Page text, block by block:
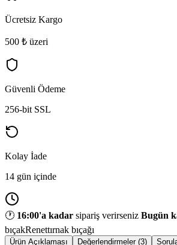
Ücretsiz Kargo
500 ₺ üzeri
Güvenli Ödeme
256-bit SSL
Kolay İade
14 gün içinde
🕐 16:00'a kadar sipariş verirseniz Bugün
bıçakRenettırnak bıçağı
Ürün Açıklaması Değerlendirmeler (3)